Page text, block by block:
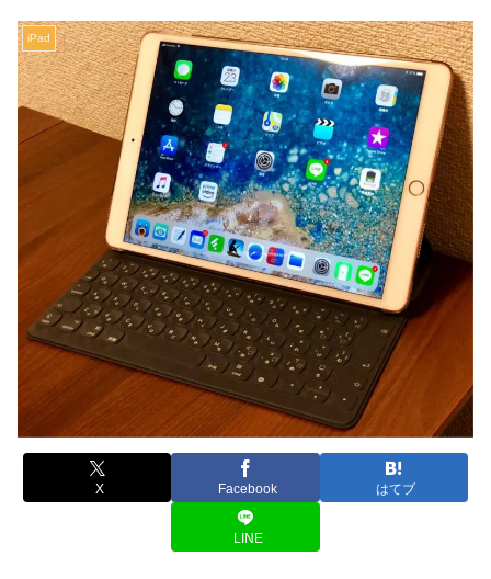
iPad
X Facebook はてブ
LINE